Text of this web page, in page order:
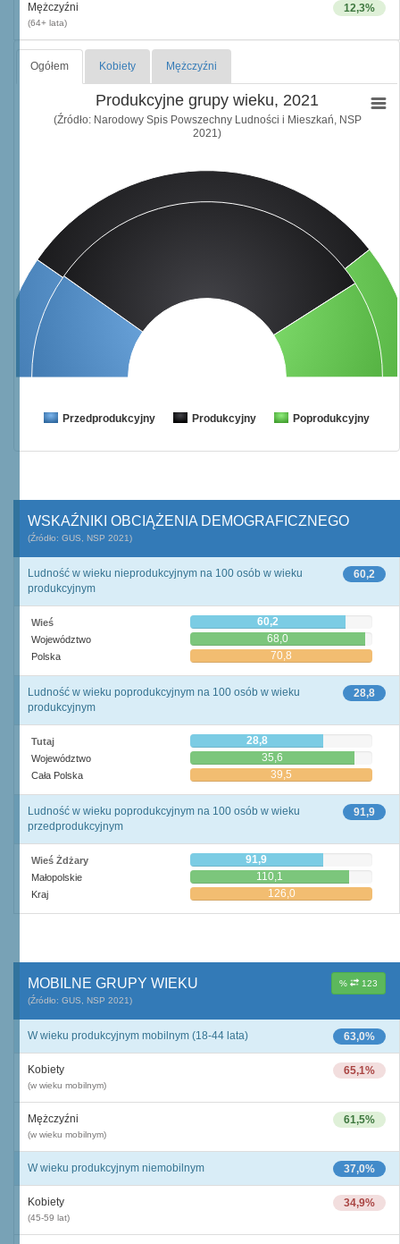
12,3%
Mężczyźni
(64+ lata)
Ogółem Kobiety Mężczyźni
Produkcyjne grupy wieku, 2021
(Źródło: Narodowy Spis Powszechny Ludności i Mieszkań, NSP
2021)
Przedprodukcyjny Produkcyjny Poprodukcyjny
WSKAŹNIKI OBCIĄŻENIA DEMOGRAFICZNEGO
(Źródło: GUS, NSP 2021)
60,2
Ludność w wieku nieprodukcyjnym na 100 osób w wieku
produkcyjnym
Wieś 60,2
Województwo 68,0
Polska 70,8
28,8
Ludność w wieku poprodukcyjnym na 100 osób w wieku
produkcyjnym
Tutaj 28,8
Województwo 35,6
Cała Polska 39,5
91,9
Ludność w wieku poprodukcyjnym na 100 osób w wieku
przedprodukcyjnym
Wieś Żdżary 91,9
Małopolskie 110,1
Kraj 126,0
% 123
MOBILNE GRUPY WIEKU
(Źródło: GUS, NSP 2021)
63,0%
W wieku produkcyjnym mobilnym (18-44 lata)
65,1%
Kobiety
(w wieku mobilnym)
61,5%
Mężczyźni
(w wieku mobilnym)
37,0%
W wieku produkcyjnym niemobilnym
34,9%
Kobiety
(45-59 lat)